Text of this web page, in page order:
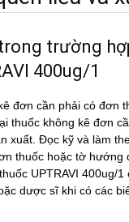
trường
400ug/1
đơn cần phải có đơn
thuốc không kê đơn
xuất. Đọc kỹ và làm
thuốc hoặc tờ hướng
UPTRAVI 400ug/
dược sĩ khi có các